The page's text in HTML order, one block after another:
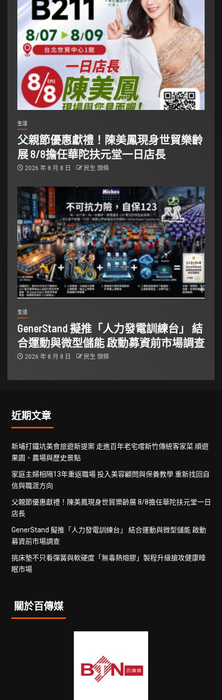
生活
父親節優惠獻禮！陳美鳳現身世貿樂齡
展 8/8擔任華陀扶元堂一日店長
2026 年 8 月 8 日 民生 頭條
生活
GenerStand 擬推「人力發電訓練台」 結
合運動與微型儲能 啟動募資前市場調查
2026 年 8 月 8 日 民生 頭條
近期文章
新埔打鐵坑美食旅遊新提案 走進百年老宅嚐新竹傳統客家菜 順遊
果園、農場與歷史景點
家庭主婦相隔13年重返職場 投入美容顧問與保養教學 重新找回自
信與職涯方向
父親節優惠獻禮！陳美鳳現身世貿樂齡展 8/8擔任華陀扶元堂一日
店長
GenerStand 擬推「人力發電訓練台」 結合運動與微型儲能 啟動
募資前市場調查
挑床墊不只看彈簧與軟硬度「無毒熱熔膠」製程升級搶攻健康睡
眠市場
關於百傳媒